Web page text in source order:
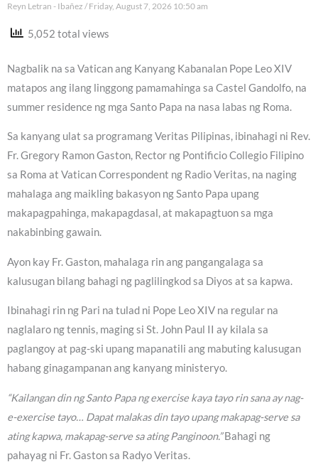
Reyn Letran - Ibañez Friday, August 7, 2026 10:50 am
5,052 total views
Nagbalik na sa Vatican ang Kanyang Kabanalan Pope Leo XIV
matapos ang ilang linggong pamamahinga sa Castel Gandolfo, na
summer residence ng mga Santo Papa na nasa labas ng Roma.
Sa kanyang ulat sa programang Veritas Pilipinas, ibinahagi ni Rev.
Fr. Gregory Ramon Gaston, Rector ng Pontificio Collegio Filipino
sa Roma at Vatican Correspondent ng Radio Veritas, na naging
mahalaga ang maikling bakasyon ng Santo Papa upang
makapagpahinga, makapagdasal, at makapagtuon sa mga
nakabinbing gawain.
Ayon kay Fr. Gaston, mahalaga rin ang pangangalaga sa
kalusugan bilang bahagi ng paglilingkod sa Diyos at sa kapwa.
Ibinahagi rin ng Pari na tulad ni Pope Leo XIV na regular na
naglalaro ng tennis, maging si St. John Paul II ay kilala sa
paglangoy at pag-ski upang mapanatili ang mabuting kalusugan
habang ginagampanan ang kanyang ministeryo.
“Kailangan din ng Santo Papa ng exercise kaya tayo rin sana ay nag-
e-exercise tayo… Dapat malakas din tayo upang makapag-serve sa
ating kapwa, makapag-serve sa ating Panginoon.”Bahagi ng
pahayag ni Fr. Gaston sa Radyo Veritas.